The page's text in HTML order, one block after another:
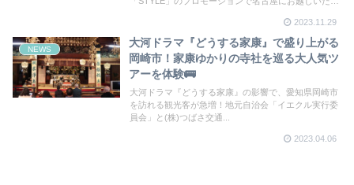
カ！」「BomberE」では放送しきれなかったお話をた
っぷと。
2023.11.29
NEWS
大河ドラマ『どうする家康』で盛り上がる
岡崎市！家康ゆかりの寺社を巡る大人気ツ
アーを体験🚌
大河ドラマ『どうする家康』の影響で、愛知県岡崎市
を訪れる観光客が急増！地元自治会「イエクル実行委
員会」と(株)つばさ交通...
2023.04.06